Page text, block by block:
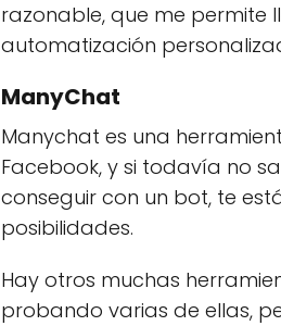
razonable, que me permite
automatización
ManyChat
Manychat es una
Facebook, y si todavía no
conseguir con un bot, te
posibilidades.
Hay otros muchas
probando varias de ellas,